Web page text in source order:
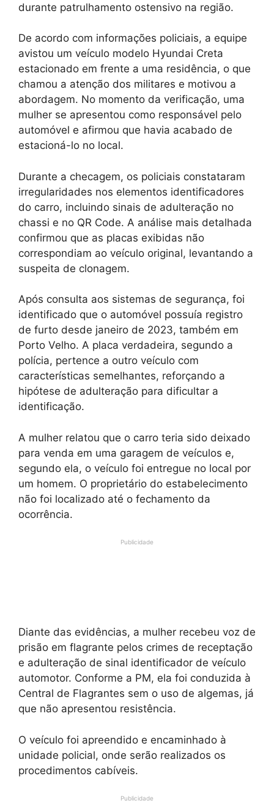
durante patrulhamento ostensivo na região.
De acordo com informações policiais, a equipe
avistou um veículo modelo Hyundai Creta
estacionado em frente a uma residência, o que
chamou a atenção dos militares e motivou a
abordagem. No momento da verificação, uma
mulher se apresentou como responsável pelo
automóvel e afirmou que havia acabado de
estacioná-lo no local.
Durante a checagem, os policiais constataram
irregularidades nos elementos identificadores
do carro, incluindo sinais de adulteração no
chassi e no QR Code. A análise mais detalhada
confirmou que as placas exibidas não
correspondiam ao veículo original, levantando a
suspeita de clonagem.
Após consulta aos sistemas de segurança, foi
identificado que o automóvel possuía registro
de furto desde janeiro de 2023, também em
Porto Velho. A placa verdadeira, segundo a
polícia, pertence a outro veículo com
características semelhantes, reforçando a
hipótese de adulteração para dificultar a
identificação.
A mulher relatou que o carro teria sido deixado
para venda em uma garagem de veículos e,
segundo ela, o veículo foi entregue no local por
um homem. O proprietário do estabelecimento
não foi localizado até o fechamento da
ocorrência.
Publicidade
Diante das evidências, a mulher recebeu voz de
prisão em flagrante pelos crimes de receptação
e adulteração de sinal identificador de veículo
automotor. Conforme a PM, ela foi conduzida à
Central de Flagrantes sem o uso de algemas, já
que não apresentou resistência.
O veículo foi apreendido e encaminhado à
unidade policial, onde serão realizados os
procedimentos cabíveis.
Publicidade